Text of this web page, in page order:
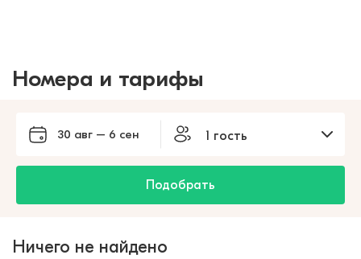
Номера и тарифы
30 авг – 6 сен 1 гость
Подобрать
Ничего не найдено